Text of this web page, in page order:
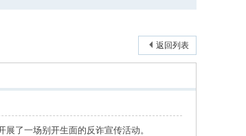
返回列表
了一场别开生面的反诈宣传活动。